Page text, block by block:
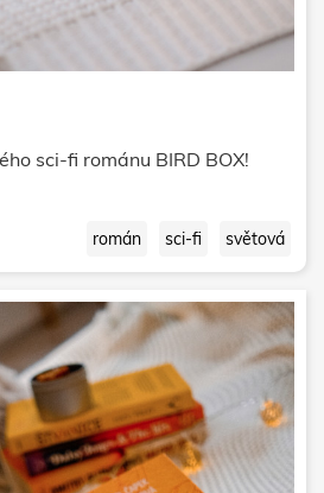
sci-fi románu BIRD BOX!
román sci-fi světová